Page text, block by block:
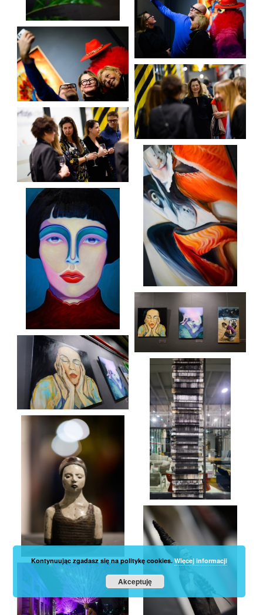
Kontynuując zgadasz się na politykę cookies.Więcej informacji
Akceptuję